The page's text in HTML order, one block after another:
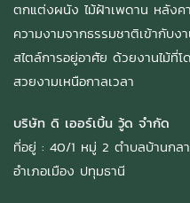
ตกแต่งผนัง ไม้ฝ้าเพดาน หลังค
ความงามจากธรรมชาติเข้ากับ
สไตล์การอยู่อาศัย ด้วยงานไม้ที่
สวยงามเหนือกาลเวลา
บริษัท ดิ เออร์เบิ้น วู้ด จำกัด
ที่อยู่ : 40/1 หมู่ 2 ตำบลบ้านกล
อำเภอเมือง ปทุมธานี